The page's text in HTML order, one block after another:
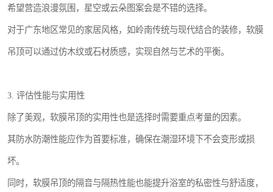
希望营造浪漫氛围，星空或云朵图案会是不错的选择。
对于广东地区常见的家居风格，如岭南传统与现代结合的装修，软膜
吊顶可以通过仿木纹或石材质感，实现自然与艺术的平衡。
3. 评估性能与实用性
除了美观，软膜吊顶的实用性也是选择时需要重点考量的因素。
其防水防潮性能应作为首要标准，确保在潮湿环境下不会变形或损
坏。
同时，软膜吊顶的隔音与隔热性能也能提升浴室的私密性与舒适度，